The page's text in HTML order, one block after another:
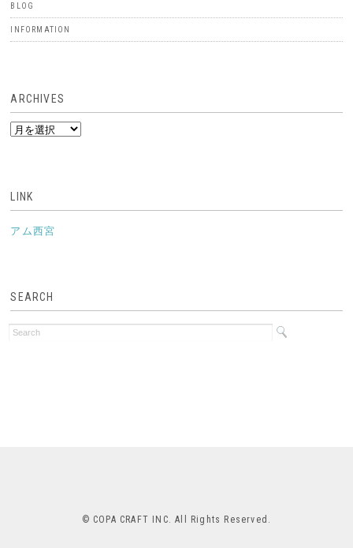
BLOG
INFORMATION
ARCHIVES
ARCHIVES
LINK
アム西宮
SEARCH
© COPA CRAFT INC. All Rights Reserved.